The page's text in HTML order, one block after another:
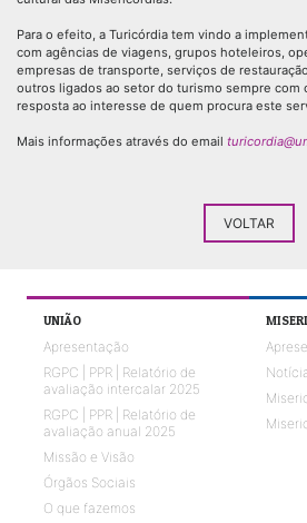
Para o efeito, a Turicórdia tem vindo a
com agências de viagens, grupos hoteleiros,
empresas de transporte, serviços de
outros ligados ao setor do turismo sempre com
resposta ao interesse de quem procura este
Mais informações através do email
VOLTAR
UNIÃO
Apresentação
RGPC | PPR | Relatório de
avaliação intercalar 2025
RGPC | PPR | Relatório de
avaliação anual 2025
Missão e Visão
Órgãos Sociais
O que fazemos